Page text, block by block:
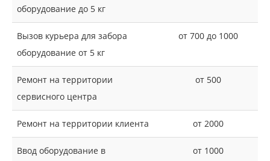
оборудование до 5 кг
Вызов курьера для забора
оборудование от 5 кг
от 700 до 1000
Ремонт на территории
сервисного центра
от 500
Ремонт на территории клиента от 2000
Ввод оборудование в
от 1000